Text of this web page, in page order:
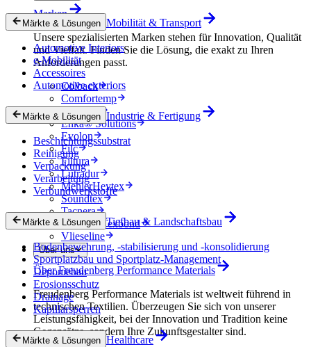
Marken
Unsere spezialisierten Marken stehen für Innovation, Qualität
und Vielfalt. Finden Sie die Lösung, die exakt zu Ihren
Anforderungen passt.
Colback
Comfortemp
Dripstop
Enka® Solutions
Evolon
Filc
Filtura
Lutradur
MehlerHeytex
Soundtex
Tacnera
Terbond-Texbond
Vlieseline
Über uns
Über Freudenberg Performance Materials
Freudenberg Performance Materials ist weltweit führend in
technischen Textilien. Überzeugen Sie sich von unserer
Leistungsfähigkeit, bei der Innovation und Tradition keine
Gegensätze, sondern Ihre Zukunftsgestalter sind.
Märkte & Lösungen Mobilität & Transport
Automotive Interiors
e-Mobilität
Accessoires
Automotive exteriors
Märkte & Lösungen Industrie & Fertigung
Beschichtungssubstrat
Reinigung
Verpackung
Verarbeitung
Verbundwerkstoffe
Märkte & Lösungen Tiefbau & Landschaftsbau
Bodenbewehrung, -stabilisierung und -konsolidierung
Sportplatzbau und Sportplatz-Management
Deponiebau
Erosionsschutz
Drainage
Kapillarsperren
Märkte & Lösungen Healthcare